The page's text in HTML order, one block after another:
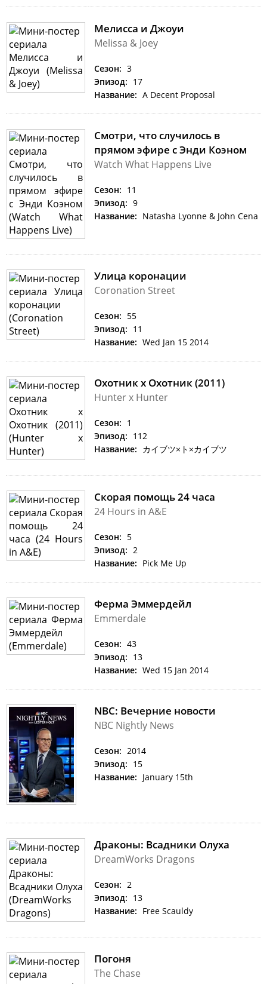
Мелисса и Джоуи
Melissa & Joey
Сезон: 3
Эпизод: 17
Название: A Decent Proposal
Смотри, что случилось в
прямом эфире с Энди Коэном
Watch What Happens Live
Сезон: 11
Эпизод: 9
Название: Natasha Lyonne & John Cena
Улица коронации
Coronation Street
Сезон: 55
Эпизод: 11
Название: Wed Jan 15 2014
Охотник х Охотник (2011)
Hunter x Hunter
Сезон: 1
Эпизод: 112
Название: カイブツ×ト×カイブツ
Скорая помощь 24 часа
24 Hours in A&E
Сезон: 5
Эпизод: 2
Название: Pick Me Up
Ферма Эммердейл
Emmerdale
Сезон: 43
Эпизод: 13
Название: Wed 15 Jan 2014
NBC: Вечерние новости
NBC Nightly News
Сезон: 2014
Эпизод: 15
Название: January 15th
Драконы: Всадники Олуха
DreamWorks Dragons
Сезон: 2
Эпизод: 13
Название: Free Scauldy
Погоня
The Chase